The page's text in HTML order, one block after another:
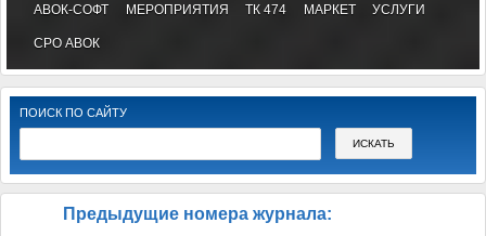
АВОК-СОФТ МЕРОПРИЯТИЯ ТК 474 МАРКЕТ УСЛУГИ
СРО АВОК
ПОИСК ПО САЙТУ
Предыдущие номера журнала: